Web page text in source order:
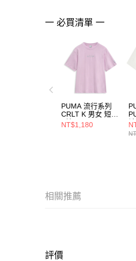
一 必買清單 一
PUMA 流行系列
CRLT K 男女 短袖
T恤 62808760
NT$1,180
相關推薦
評價